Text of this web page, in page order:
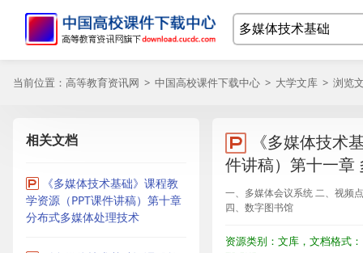
当前位置： 高等教育资讯网 > 中国高校课件下载中心 > 大学文库 > 浏览
相关文档
《多媒体技术基础》课程教
学资源（PPT课件讲稿）第十章
分布式多媒体处理技术
《多媒体技术
件讲稿）第十一章
一、多媒体会议系统 二、视频
四、数字图书馆
资源类别：文库，文档格式